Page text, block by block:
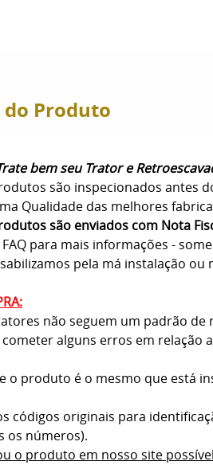
Produto
bem seu Trator e
são inspecionados antes
Qualidade das melhores
são enviados com Nota
para mais informações -
pela má instalação
não seguem um padrão
alguns erros em relação
o produto é o mesmo que está
códigos originais para
os números).
o produto em nosso site